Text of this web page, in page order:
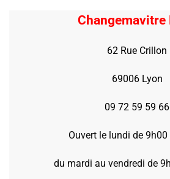
Changemavitre
62 Rue Crillon
69006 Lyon
09 72 59 59 66
Ouvert le lundi de
du mardi au vendredi de